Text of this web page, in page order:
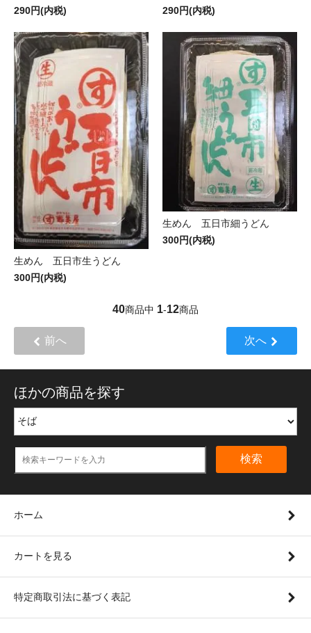
290円(内税)
290円(内税)
生めん 五日市生うどん
300円(内税)
生めん 五日市細うどん
300円(内税)
40商品中 1-12商品
前へ 次へ
ほかの商品を探す
検索
ホーム
カートを見る
特定商取引法に基づく表記